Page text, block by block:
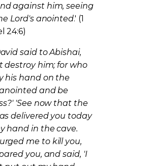
against him, seeing
Lord's anointed.' (1
24:6)
said to Abishai,
destroy him; for who
his hand on the
and be
'See now that the
delivered you today
hand in the cave.
me to kill you,
you, and said, 'I